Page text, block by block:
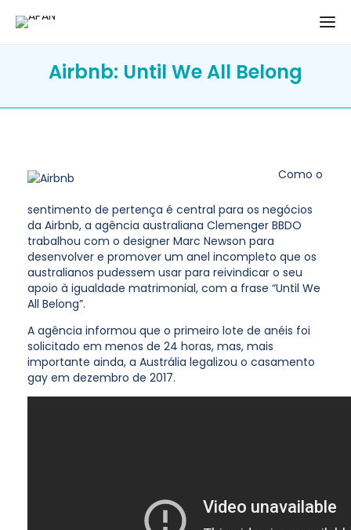
Airbnb: Until We All Belong
Como o
sentimento de pertença é central para os negócios
da Airbnb, a agência australiana Clemenger BBDO
trabalhou com o designer Marc Newson para
desenvolver e promover um anel incompleto que os
australianos pudessem usar para reivindicar o seu
apoio à igualdade matrimonial, com a frase “Until We
All Belong”.
A agência informou que o primeiro lote de anéis foi
solicitado em menos de 24 horas, mas, mais
importante ainda, a Austrália legalizou o casamento
gay em dezembro de 2017.